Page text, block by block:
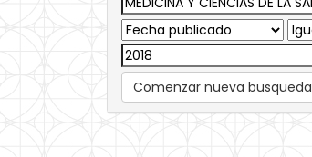
Comenzar nueva busqueda